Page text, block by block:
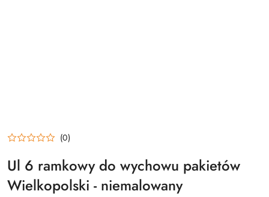
(0)
Ul 6 ramkowy do wychowu pakietów
Wielkopolski - niemalowany